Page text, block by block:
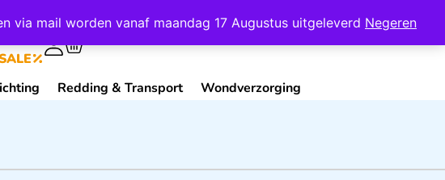
via mail worden vanaf maandag 17 Augustus uitgeleverd Negeren
Mijn Account Contact
Redding & Transport Wondverzorging